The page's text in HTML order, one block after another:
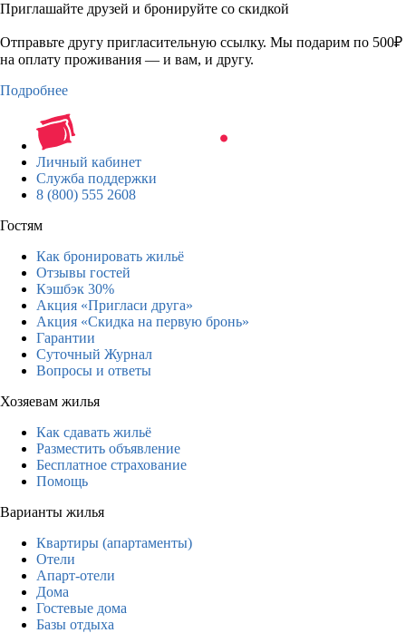
Приглашайте друзей и бронируйте со скидкой
Отправьте другу пригласительную ссылку. Мы подарим по 500₽
на оплату проживания — и вам, и другу.
Подробнее
Личный кабинет
Служба поддержки
8 (800) 555 2608
Гостям
Как бронировать жильё
Отзывы гостей
Кэшбэк 30%
Акция «Пригласи друга»
Акция «Скидка на первую бронь»
Гарантии
Суточный Журнал
Вопросы и ответы
Хозяевам жилья
Как сдавать жильё
Разместить объявление
Бесплатное страхование
Помощь
Варианты жилья
Квартиры (апартаменты)
Отели
Апарт-отели
Дома
Гостевые дома
Базы отдыха